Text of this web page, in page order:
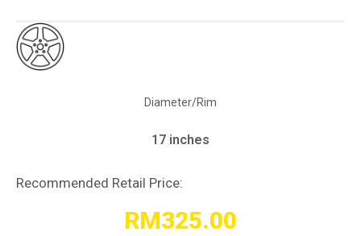
Diameter/Rim
17 inches
Recommended Retail Price:
RM325.00